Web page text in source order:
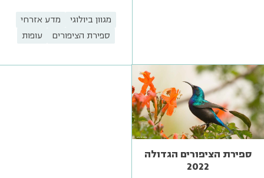
מגוון ביולוגי
מדע אזרחי
ספירת הציפורים
עופות
ספירת הציפורים הגדולה
2022